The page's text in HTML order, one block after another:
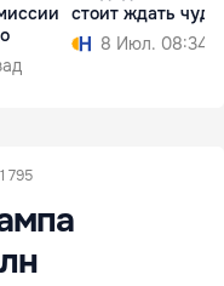
стоит ждать
8 Июл. 08:34
1 795